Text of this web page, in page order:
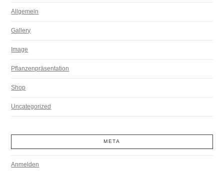
Allgemein
Gallery
Image
Pflanzenpräsentation
Shop
Uncategorized
META
Anmelden